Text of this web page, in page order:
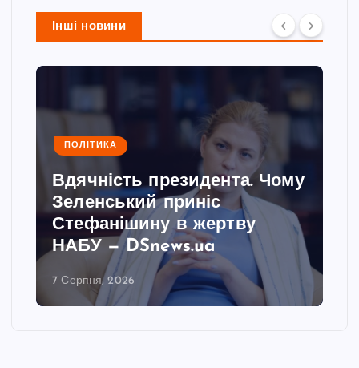
Інші новини
ПОЛІТИКА
Вдячність президента. Чому
Зеленський приніс
Стефанішину в жертву
НАБУ — DSnews.ua
7 Серпня, 2026